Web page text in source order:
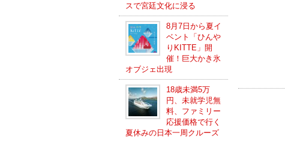
スで宮廷文化に浸る
8月7日から夏イ
ベント「ひんや
りKITTE」開
催！巨大かき氷
オブジェ出現
18歳未満5万
円、未就学児無
料、ファミリー
応援価格で行く
夏休みの日本一周クルーズ